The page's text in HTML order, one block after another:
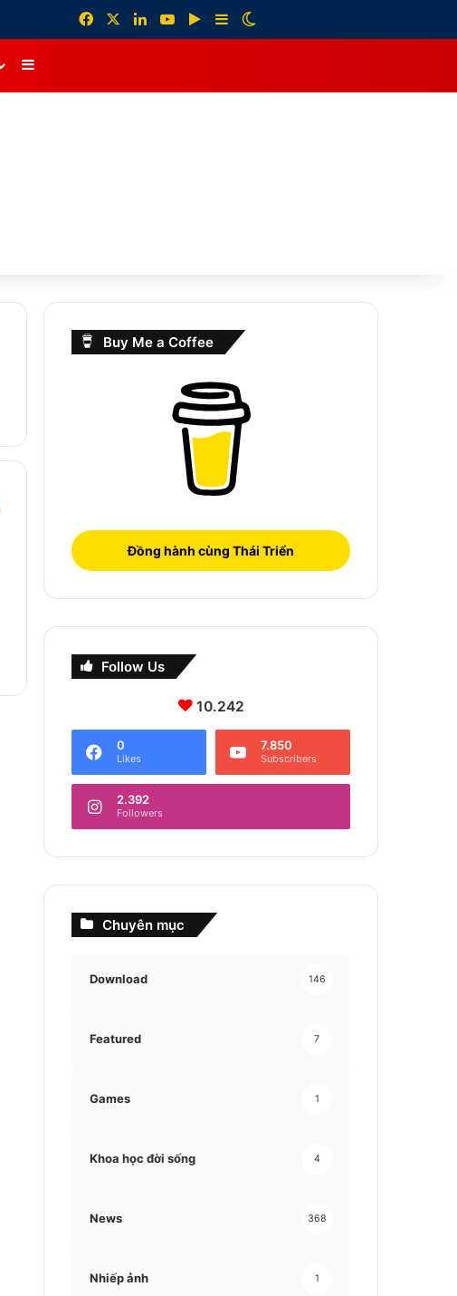
FacebookLinkedInYouTubeGoogle Play
Sidebar
Sidebar
Buy Me a Coffee
Đồng hành cùng Thái Triển
Follow Us
10.242
0
Likes
7.850
Subscribers
2.392
Followers
Chuyên mục
Download 146
Featured 7
Games 1
Khoa học đời sống 4
News 368
Nhiếp ảnh 1